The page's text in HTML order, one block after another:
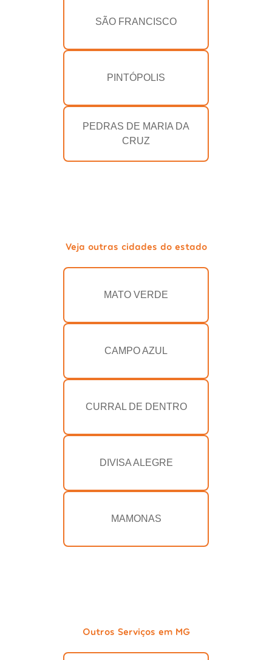
SÃO FRANCISCO
PINTÓPOLIS
PEDRAS DE MARIA DA
CRUZ
Veja outras cidades do estado
MATO VERDE
CAMPO AZUL
CURRAL DE DENTRO
DIVISA ALEGRE
MAMONAS
Outros Serviços em MG